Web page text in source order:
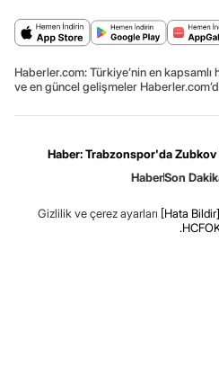
Haberler.com: Türkiye’nin en
ve en güncel gelişmeler
Haber: Trabzonspor'da Zubkov
HaberSon
Gizlilik ve çerez ayarları [Hata Bildir]